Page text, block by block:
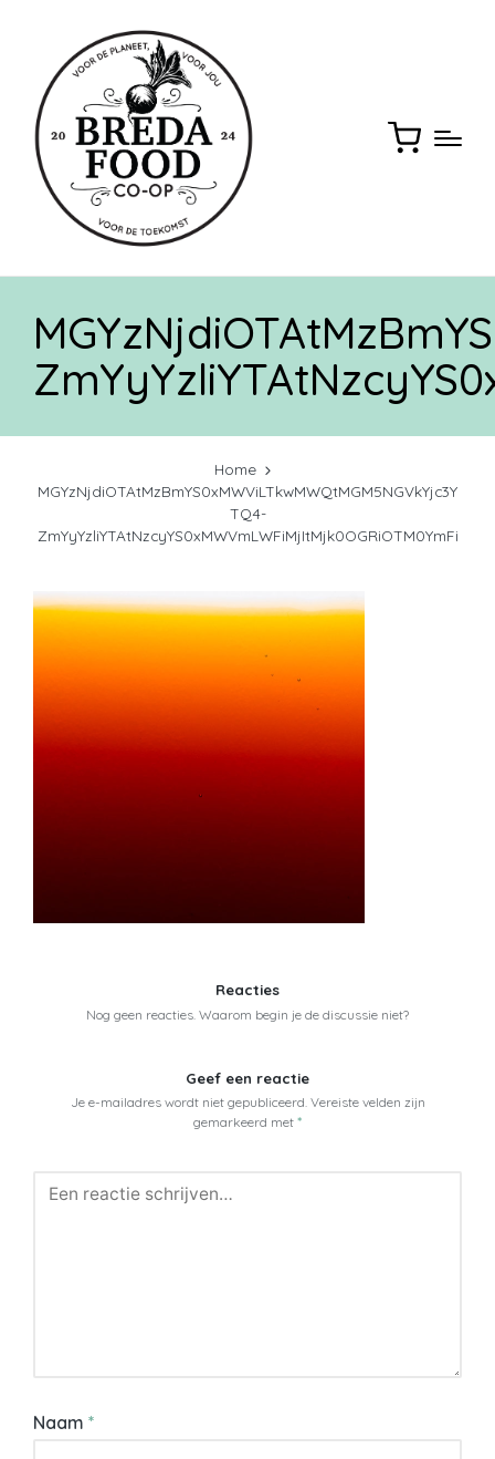
Home
MGYzNjdiOTAtMzBmYS0xMWViLTkwMWQtMGM5NGVkYjc3Y
TQ4-
ZmYyYzliYTAtNzcyYS0xMWVmLWFiMjItMjk0OGRiOTM0YmFi
Reacties
Nog geen reacties. Waarom begin je de discussie niet?
Geef een reactie
Je e-mailadres wordt niet gepubliceerd. Vereiste velden zijn
gemarkeerd met *
Naam *